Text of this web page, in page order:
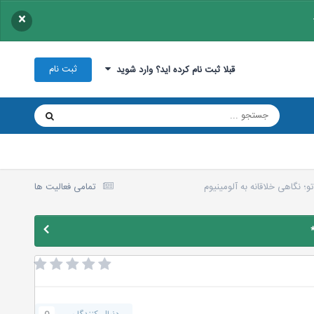
×
قبلا ثبت نام کرده اید؟ وارد شوید ثبت نام
تمامی فعالیت ها نگاهی خلاقانه به آلومینیوم